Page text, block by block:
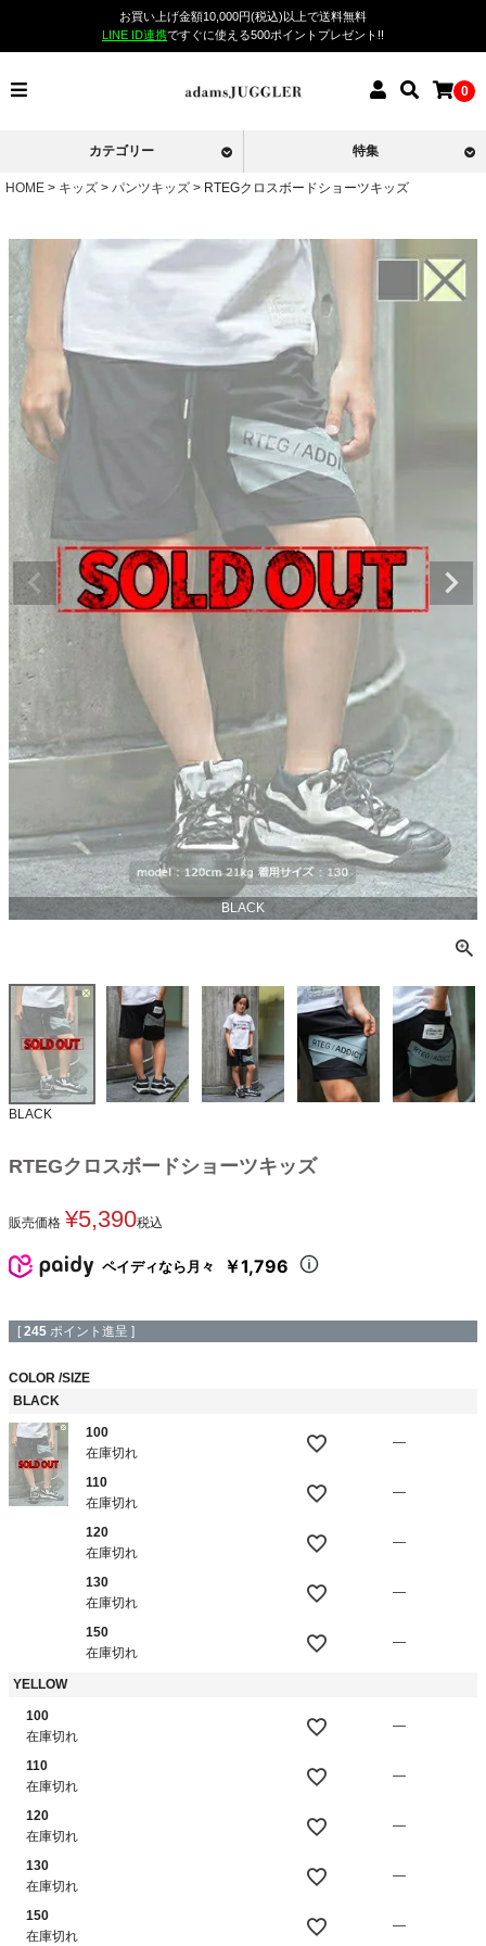
お買い上げ金額10,000円(税込)以上で送料無料
LINE ID連携ですぐに使える500ポイントプレゼント!!
0
カテゴリー 特集
HOME キッズ パンツキッズ RTEGクロスボードショーツキッズ
BLACK
BLACK
RTEGクロスボードショーツキッズ
販売価格 ¥5,390税込
ペイディなら月々 ￥1,796
[ 245 ポイント進呈 ]
COLOR SIZE
BLACK
100
在庫切れ
—
110
在庫切れ
—
120
在庫切れ
—
130
在庫切れ
—
150
在庫切れ
—
YELLOW
100
在庫切れ
—
110
在庫切れ
—
120
在庫切れ
—
130
在庫切れ
—
150
在庫切れ
—